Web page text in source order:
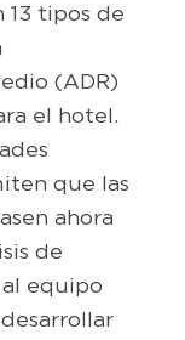
13 tipos de
(ADR)
el hotel.
que las
ahora
de
equipo